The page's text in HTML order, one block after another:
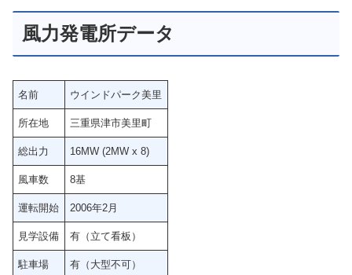
風力発電所データ
名前 ウインドパーク美里
所在地 三重県津市美里町
総出力 16MW (2MW x 8)
風車数 8基
運転開始 2006年2月
見学設備 有（立て看板）
駐車場 有（大型不可）